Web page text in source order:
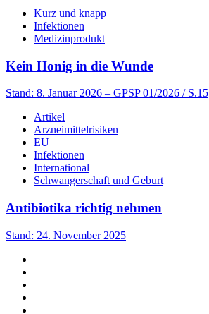
Kurz und knapp
Infektionen
Medizinprodukt
Kein Honig in die Wunde
Stand: 8. Januar 2026 – GPSP 01/2026 / S.15
Artikel
Arzneimittelrisiken
EU
Infektionen
International
Schwangerschaft und Geburt
Antibiotika richtig nehmen
Stand: 24. November 2025